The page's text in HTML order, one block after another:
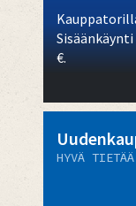
€.
HYVÄ TIETÄÄ